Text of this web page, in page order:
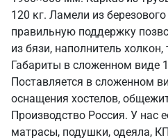
120 кг. Ламели из
правильную поддержку
из бязи, наполнитель
Габариты в сложенном виде
Поставляется в сложенном
оснащения хостелов,
Производство Россия. У нас
матрасы, подушки, одеяла,